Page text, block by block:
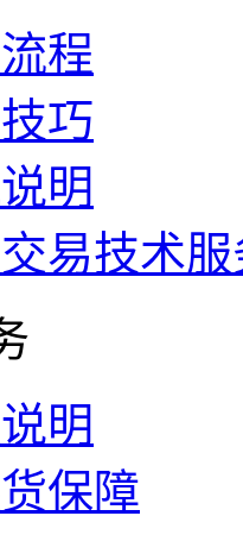
程
巧
明
易技术
明
保障